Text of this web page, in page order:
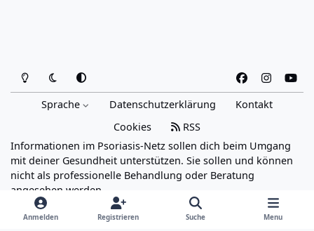
Heller ModusDunkler Modus
Systemeinstellung
a
b
o
o
n
s
a
g
o
u
b
Sprache Datenschutzerklärung
Kontakt
Cookies
RSS
Informationen im Psoriasis-Netz sollen dich beim Umgang
mit deiner Gesundheit unterstützen. Sie sollen und können
nicht als professionelle Behandlung oder Beratung
angesehen werden.
Powered by
Invision Community
Anmelden Registrieren Suche Menu